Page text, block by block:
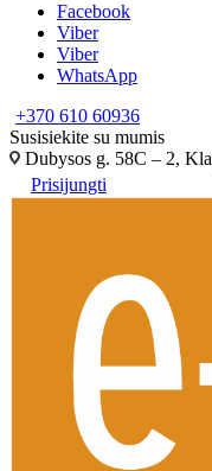
Facebook
Viber
Viber
WhatsApp
+370 610 60936
Susisiekite su mumis
Dubysos g. 58C – 2,
Prisijungti